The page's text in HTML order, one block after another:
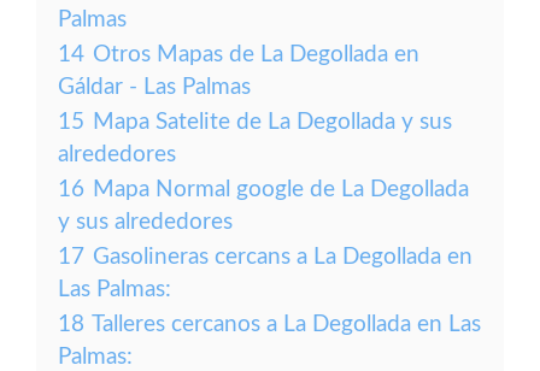
Palmas
14 Otros Mapas de La Degollada en
Gáldar - Las Palmas
15 Mapa Satelite de La Degollada y sus
alrededores
16 Mapa Normal google de La Degollada
y sus alrededores
17 Gasolineras cercans a La Degollada en
Las Palmas:
18 Talleres cercanos a La Degollada en Las
Palmas: